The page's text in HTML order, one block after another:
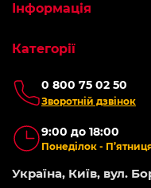
0 800 75 02 50
Зворотній дзвінок
9:00 до 18:00
Понеділок -
Україна, Київ, вул.
Інформація
Категорії